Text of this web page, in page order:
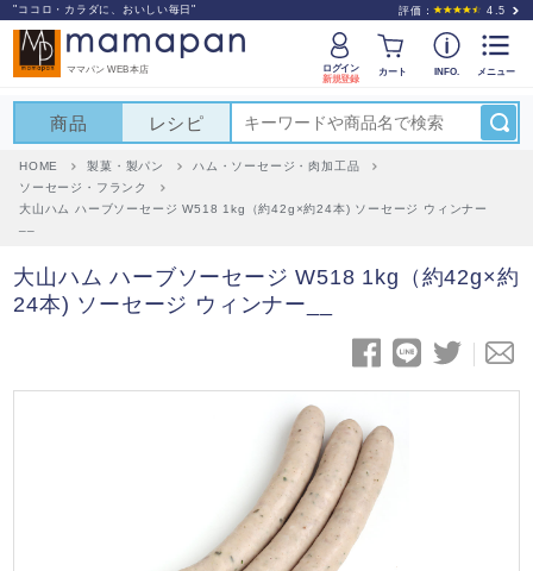
"ココロ・カラダに、おいしい毎日" 評価： 4.5
ママパン WEB本店
ログイン
新規登録
カート INFO. メニュー
商品 レシピ
HOME 製菓・製パン
ハム・ソーセージ・肉加工品
ソーセージ・フランク
大山ハム ハーブソーセージ W518 1kg（約42g×約24本) ソーセージ ウィンナー
大山ハム ハーブソーセージ W518 1kg（約42g×約
24本) ソーセージ ウィンナー__